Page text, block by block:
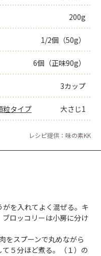
200g
1/2個（50g）
6個（正味90g）
3カップ
粒タイプ 大さじ1
レシピ提供：味の素KK
を入れてよく混ぜる。キ
ロッコリーは小房に分け
をスプーンで丸めながら
５分ほど煮る。（１）の